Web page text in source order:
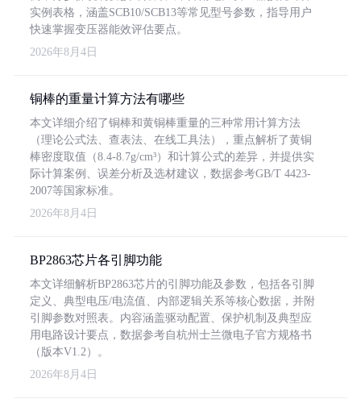
实例表格，涵盖SCB10/SCB13等常见型号参数，指导用户
快速掌握变压器能效评估要点。
2026年8月4日
铜棒的重量计算方法有哪些
本文详细介绍了铜棒和黄铜棒重量的三种常用计算方法
（理论公式法、查表法、在线工具法），重点解析了黄铜
棒密度取值（8.4-8.7g/cm³）和计算公式的差异，并提供实
际计算案例、误差分析及选材建议，数据参考GB/T 4423-
2007等国家标准。
2026年8月4日
BP2863芯片各引脚功能
本文详细解析BP2863芯片的引脚功能及参数，包括各引脚
定义、典型电压/电流值、内部逻辑关系等核心数据，并附
引脚参数对照表。内容涵盖驱动配置、保护机制及典型应
用电路设计要点，数据参考自杭州士兰微电子官方规格书
（版本V1.2）。
2026年8月4日